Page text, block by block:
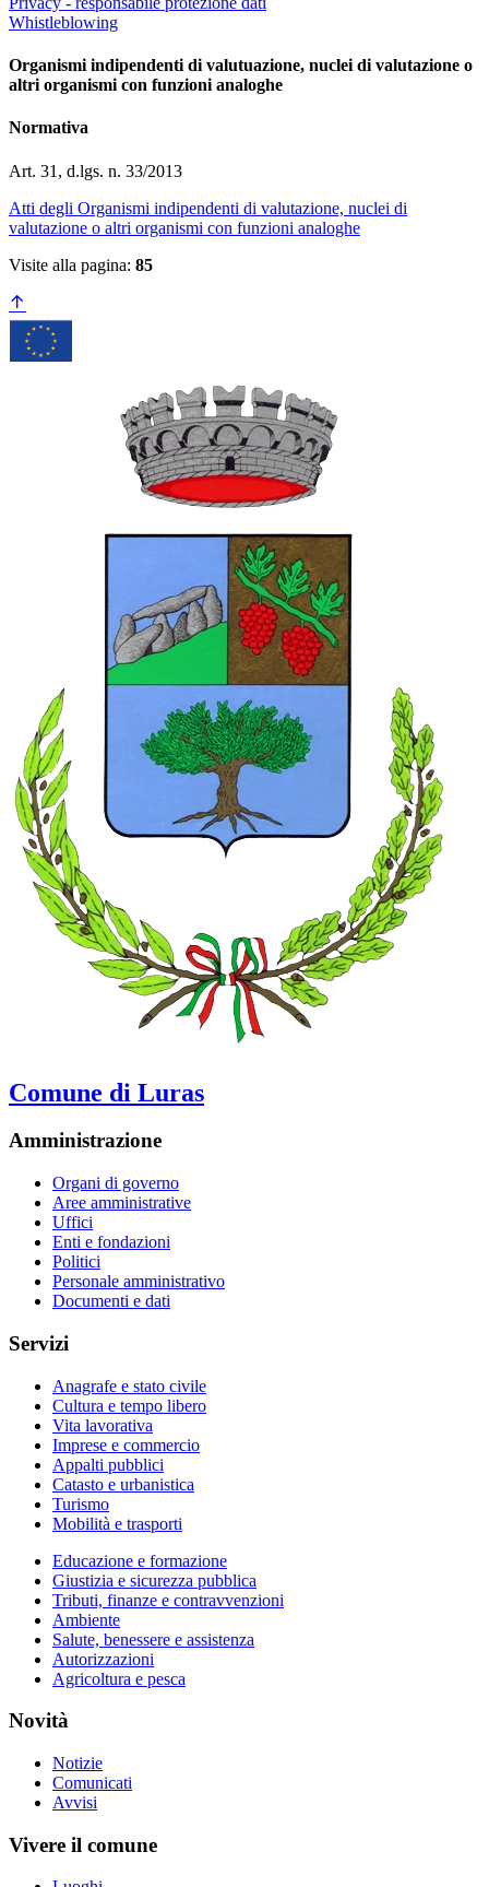
Whistleblowing
Organismi indipendenti di valutuazione, nuclei di valutazione o
altri organismi con funzioni analoghe
Normativa
Art. 31, d.lgs. n. 33/2013
Atti degli Organismi indipendenti di valutazione, nuclei di
valutazione o altri organismi con funzioni analoghe
Visite alla pagina: 85
Comune di Luras
Amministrazione
Organi di governo
Aree amministrative
Uffici
Enti e fondazioni
Politici
Personale amministrativo
Documenti e dati
Servizi
Anagrafe e stato civile
Cultura e tempo libero
Vita lavorativa
Imprese e commercio
Appalti pubblici
Catasto e urbanistica
Turismo
Mobilità e trasporti
Educazione e formazione
Giustizia e sicurezza pubblica
Tributi, finanze e contravvenzioni
Ambiente
Salute, benessere e assistenza
Autorizzazioni
Agricoltura e pesca
Novità
Notizie
Comunicati
Avvisi
Vivere il comune